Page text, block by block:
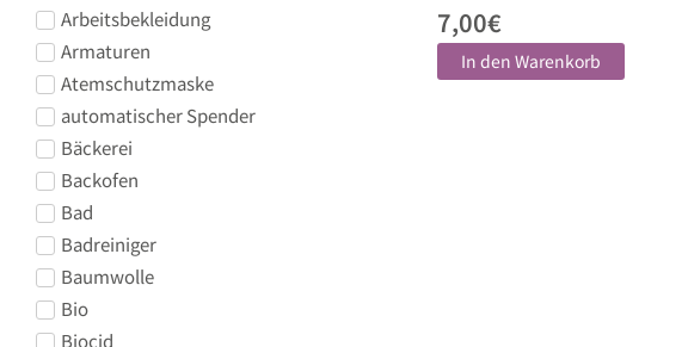
Arbeitsbekleidung
Armaturen
Atemschutzmaske
automatischer Spender
Bäckerei
Backofen
Bad
Badreiniger
Baumwolle
Bio
Biocid
7,00€
In den Warenkorb